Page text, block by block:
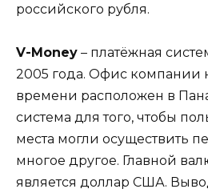
российского рубля.
V-Money – платёжная
2005 года. Офис компании
времени расположен в
система для того, чтобы
места могли осуществить
многое другое. Главной
является доллар США.